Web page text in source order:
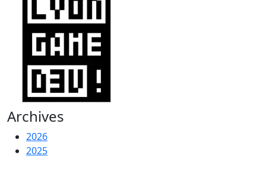
Archives
2026
2025